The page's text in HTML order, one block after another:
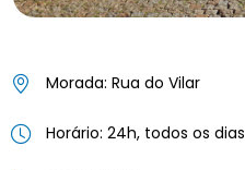
Morada: Rua do Vilar
Horário: 24h, todos os dias